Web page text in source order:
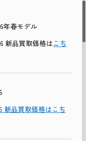
年春モデル
新品買取価格はこち
新品買取価格はこち